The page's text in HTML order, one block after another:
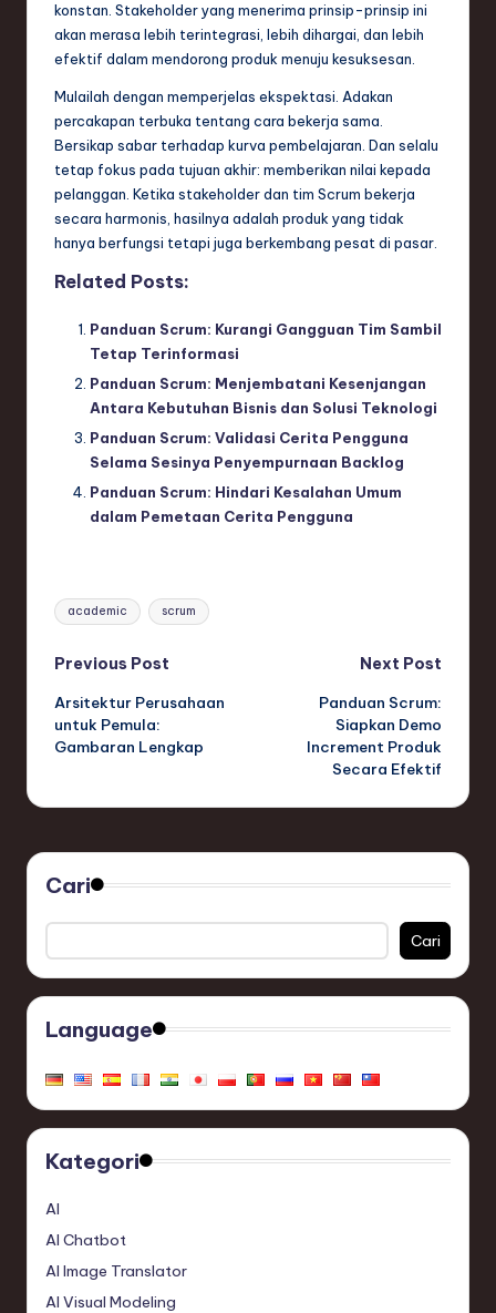
konstan. Stakeholder yang menerima prinsip-prinsip ini
akan merasa lebih terintegrasi, lebih dihargai, dan lebih
efektif dalam mendorong produk menuju kesuksesan.
Mulailah dengan memperjelas ekspektasi. Adakan
percakapan terbuka tentang cara bekerja sama.
Bersikap sabar terhadap kurva pembelajaran. Dan selalu
tetap fokus pada tujuan akhir: memberikan nilai kepada
pelanggan. Ketika stakeholder dan tim Scrum bekerja
secara harmonis, hasilnya adalah produk yang tidak
hanya berfungsi tetapi juga berkembang pesat di pasar.
Related Posts:
Panduan Scrum: Kurangi Gangguan Tim Sambil
Tetap Terinformasi
Panduan Scrum: Menjembatani Kesenjangan
Antara Kebutuhan Bisnis dan Solusi Teknologi
Panduan Scrum: Validasi Cerita Pengguna
Selama Sesinya Penyempurnaan Backlog
Panduan Scrum: Hindari Kesalahan Umum
dalam Pemetaan Cerita Pengguna
Tags:
academic scrum
Post
navigation
Previous Post
Arsitektur Perusahaan
untuk Pemula:
Gambaran Lengkap
Next Post
Panduan Scrum:
Siapkan Demo
Increment Produk
Secara Efektif
Cari
Cari
Language
Kategori
AI
AI Chatbot
AI Image Translator
AI Visual Modeling